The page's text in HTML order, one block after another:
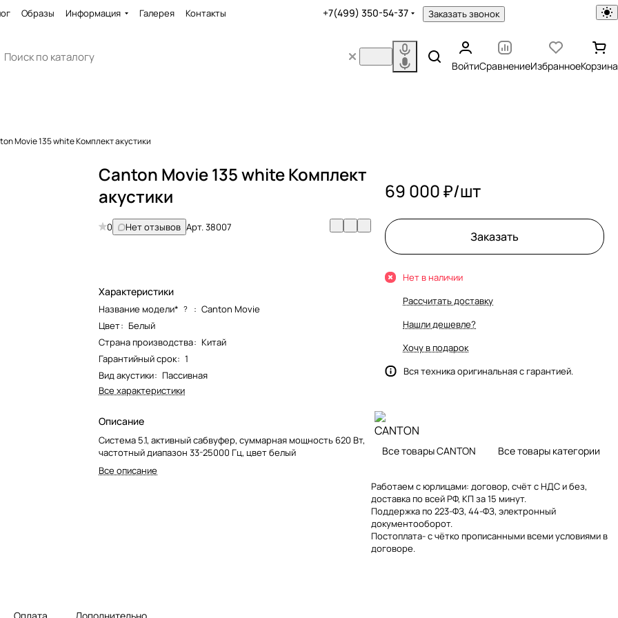
Образы Информация Галерея Контакты +7(499) 350-54-37 Заказать звонок
ВойтиСравнениеИзбранноеКорзина
Movie 135 white Комплект акустики
Canton Movie 135 white Комплект
акустики
0 Нет отзывов Арт.38007
Характеристики
Название модели* ? : Canton Movie
Цвет: Белый
Страна производства: Китай
Гарантийный срок: 1
Вид акустики: Пассивная
Все характеристики
Описание
Система 5.1, активный сабвуфер, суммарная мощность 620 Вт,
частотный диапазон 33-25000 Гц, цвет белый
Все описание
69 000 ₽/шт
Заказать
Нет в наличии
Рассчитать доставку
Нашли дешевле?
Хочу в подарок
Вся техника оригинальная с гарантией.
Все товары CANTON Все товары категории
Работаем с юрлицами: договор, счёт с НДС и без,
доставка по всей РФ, КП за 15 минут.
Поддержка по 223-ФЗ, 44-ФЗ, электронный
документооборот.
Постоплата- с чётко прописанными всеми условиями в
договоре.